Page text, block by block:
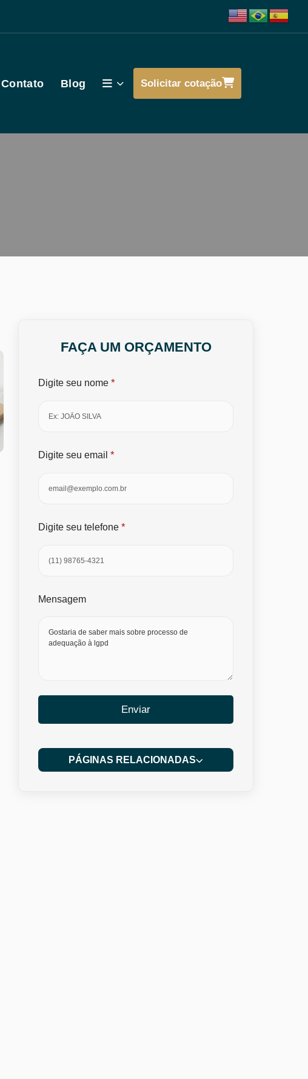
Contato Blog Solicitar cotação
FAÇA UM ORÇAMENTO
Digite seu nome *
Digite seu email *
Digite seu telefone *
Mensagem
Enviar
PÁGINAS RELACIONADAS